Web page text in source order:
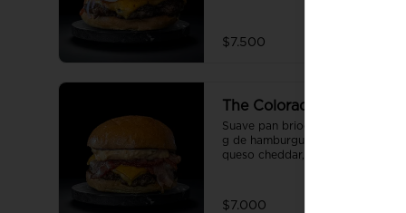
$7.500
The Colorado Spring
Suave pan brioche de 10 cm, 100
g de hamburguesa de vacuno,
queso cheddar, tocino y salsa de
$7.000